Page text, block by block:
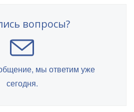
вопросы?
мы ответим уже
сегодня.